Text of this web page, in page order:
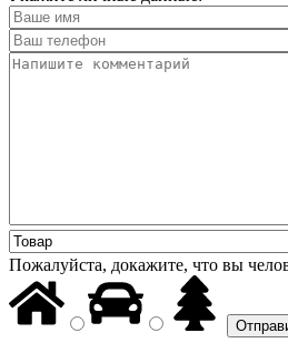
Пожалуйста, докажите, что вы